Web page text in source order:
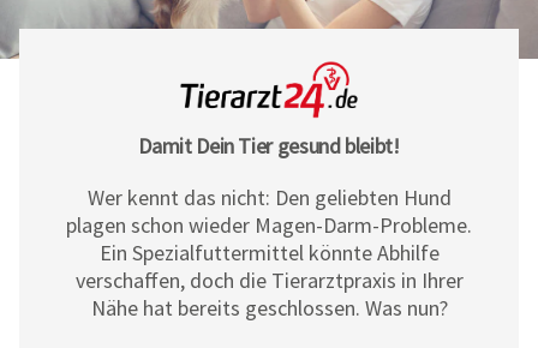
Damit Dein Tier gesund bleibt!
Wer kennt das nicht: Den geliebten Hund
plagen schon wieder Magen-Darm-Probleme.
Ein Spezialfuttermittel könnte Abhilfe
verschaffen, doch die Tierarztpraxis in Ihrer
Nähe hat bereits geschlossen. Was nun?